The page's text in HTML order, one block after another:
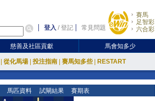
登入 /登記 常見問題
賽馬
足智彩
六合彩
慈善及社區貢獻 馬會知多少
從化馬場 投注指南 賽馬知多些 RESTART
馬匹資料 試閘結果 賽期表